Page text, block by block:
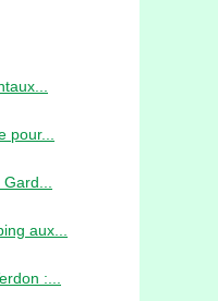
aux...
:...